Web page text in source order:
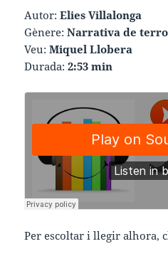
Autor:Elies Villalonga
Gènere:Narrativa de
Veu:Miquel Llobera
Durada:2:53 min
Per escoltar i llegir alhora,